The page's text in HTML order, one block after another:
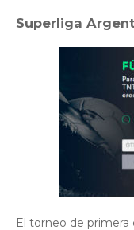
Superliga
El torneo de